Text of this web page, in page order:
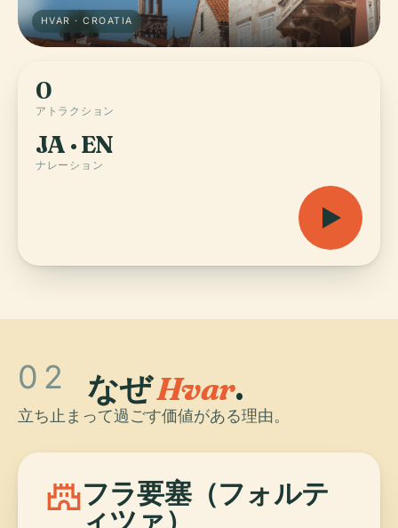
HVAR · CROATIA
0
アトラクション
JA · EN
ナレーション
02 なぜHvar.
立ち止まって過ごす価値がある理由。
castleフラ要塞（フォルテ
ィツァ）